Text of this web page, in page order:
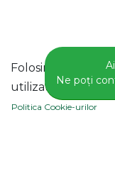
Folosim cookie-
utilizator mai
Politica Cookie-urilor
Ne poți